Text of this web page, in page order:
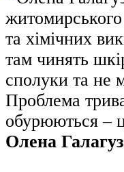
там чинять
сполуки та не
Проблема
обурюються –
Олена